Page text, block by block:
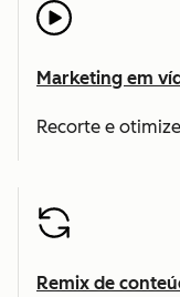
Marketing em
Recorte e
Remix de